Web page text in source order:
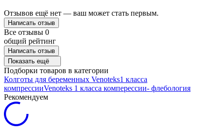
Отзывов ещё нет — ваш может стать первым.
Написать отзыв
Все отзывы 0
общий рейтинг
Написать отзыв
Показать ещё
Подборки товаров в категории
Колготы для беременных Venoteks1 класса
компрессииVenoteks 1 класса комперессии- флебология
Рекомендуем